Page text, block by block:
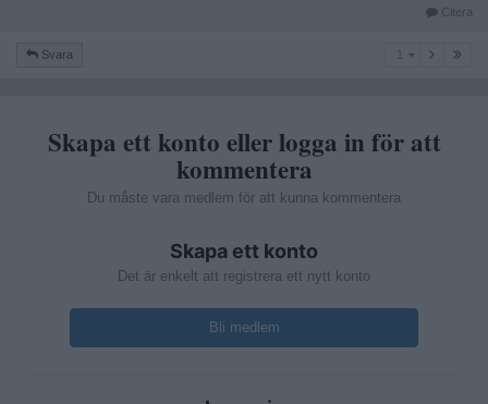
Citera
Svara
Skapa ett konto eller logga in för att
kommentera
Du måste vara medlem för att kunna kommentera
Skapa ett konto
Det är enkelt att registrera ett nytt konto
Bli medlem